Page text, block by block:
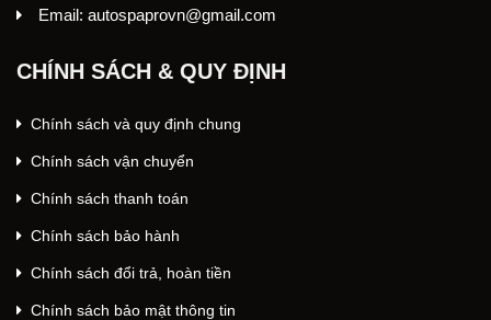
Email: autospaprovn@gmail.com
CHÍNH SÁCH & QUY ĐỊNH
Chính sách và quy định chung
Chính sách vận chuyển
Chính sách thanh toán
Chính sách bảo hành
Chính sách đổi trả, hoàn tiền
Chính sách bảo mật thông tin